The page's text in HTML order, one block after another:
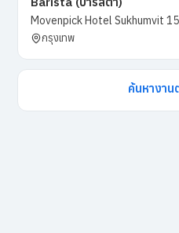
Movenpick Hotel Sukhumvit
กรุงเทพ
ค้นหางา